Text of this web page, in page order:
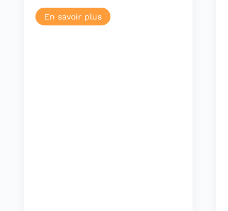
En savoir plus